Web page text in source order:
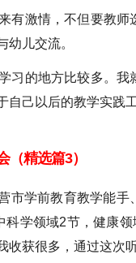
有激情，不但要教
幼儿交流。
习的地方比较多。
自己以后的教学实践
精选篇3）
市学前教育教学能
学领域2节，健康
获很多，通过这次